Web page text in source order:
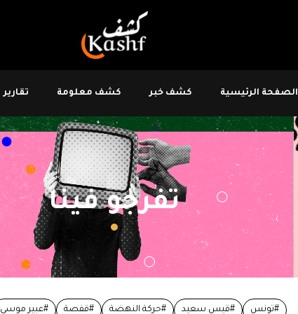
الصفحة الرئيسية كشف خبر كشف معلومة تقارير
تفرجو فينا
#تونس #قيس سعيد #حركة النهضة #قفصة #عبير موسي